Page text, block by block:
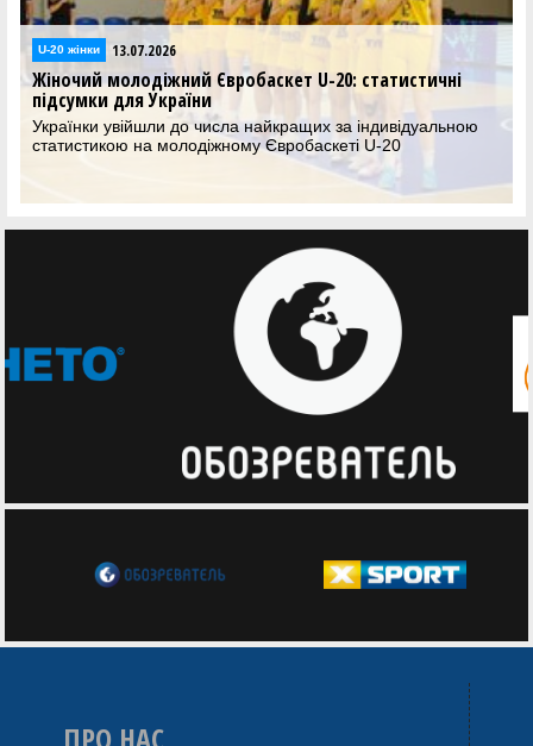
U-20 жінки 13.07.2026
Жіночий молодіжний Євробаскет U-20: статистичні
підсумки для України
Українки увійшли до числа найкращих за індивідуальною
статистикою на молодіжному Євробаскеті U-20